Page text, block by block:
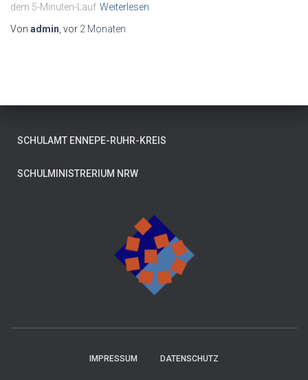
dem 5-Minuten-Lauf Weiterlesen
Von admin , vor 2 Monaten
SCHULAMT ENNEPE-RUHR-KREIS
SCHULMINISTRERIUM NRW
IMPRESSUM DATENSCHUTZ